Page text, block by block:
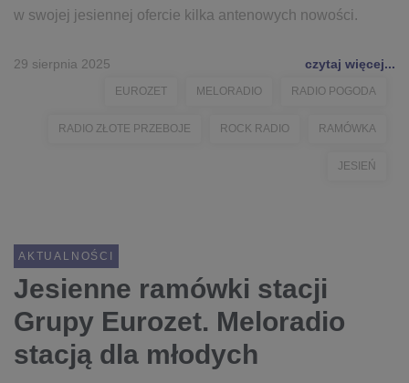
w swojej jesiennej ofercie kilka antenowych nowości.
29 sierpnia 2025 czytaj więcej...
EUROZET MELORADIO RADIO POGODA
RADIO ZŁOTE PRZEBOJE ROCK RADIO RAMÓWKA
JESIEŃ
AKTUALNOŚCI
Jesienne ramówki stacji
Grupy Eurozet. Meloradio
stacją dla młodych